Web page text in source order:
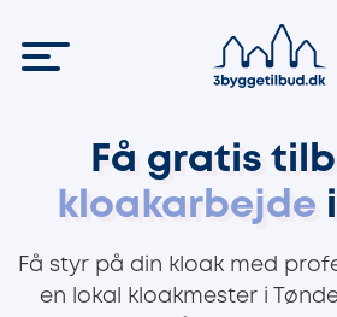
Få gratis
kloakarbejde
Få styr på din kloak med
en lokal kloakmester i